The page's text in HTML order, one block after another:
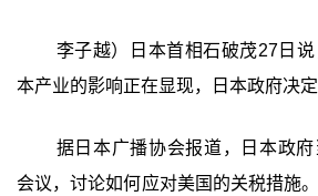
李子越）日本首相石破茂27日
本产业的影响正在显现，日本政府决
据日本广播协会报道，日本政
会议，讨论如何应对美国的关税措施